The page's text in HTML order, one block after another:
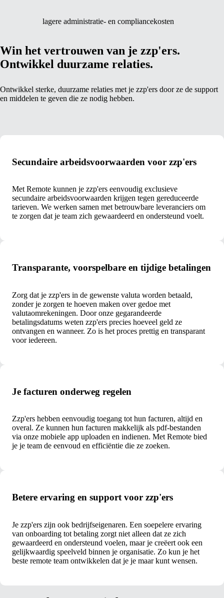
lagere administratie- en compliancekosten
Win het vertrouwen van je zzp'ers.
Ontwikkel duurzame relaties.
Ontwikkel sterke, duurzame relaties met je zzp'ers door ze de support
en middelen te geven die ze nodig hebben.
Secundaire arbeidsvoorwaarden voor zzp'ers
Met Remote kunnen je zzp'ers eenvoudig exclusieve
secundaire arbeidsvoorwaarden krijgen tegen gereduceerde
tarieven. We werken samen met betrouwbare leveranciers om
te zorgen dat je team zich gewaardeerd en ondersteund voelt.
Transparante, voorspelbare en tijdige betalingen
Zorg dat je zzp'ers in de gewenste valuta worden betaald,
zonder je zorgen te hoeven maken over gedoe met
valutaomrekeningen. Door onze gegarandeerde
betalingsdatums weten zzp'ers precies hoeveel geld ze
ontvangen en wanneer. Zo is het proces prettig en transparant
voor iedereen.
Je facturen onderweg regelen
Zzp'ers hebben eenvoudig toegang tot hun facturen, altijd en
overal. Ze kunnen hun facturen makkelijk als pdf-bestanden
via onze mobiele app uploaden en indienen. Met Remote bied
je je team de eenvoud en efficiëntie die ze zoeken.
Betere ervaring en support voor zzp'ers
Je zzp'ers zijn ook bedrijfseigenaren. Een soepelere ervaring
van onboarding tot betaling zorgt niet alleen dat ze zich
gewaardeerd en ondersteund voelen, maar je creëert ook een
gelijkwaardig speelveld binnen je organisatie. Zo kun je het
beste remote team ontwikkelen dat je je maar kunt wensen.